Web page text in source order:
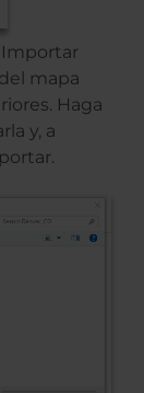
mapa
Haga
y, a